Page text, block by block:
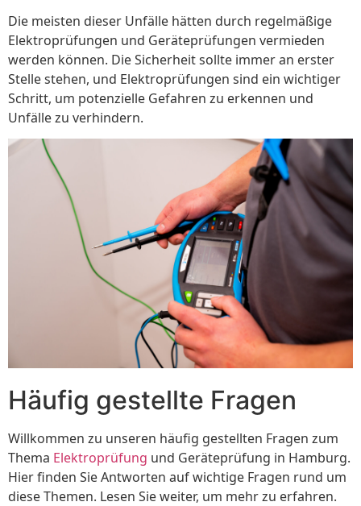
Die meisten dieser Unfälle hätten durch regelmäßige
Elektroprüfungen und Geräteprüfungen vermieden
werden können. Die Sicherheit sollte immer an erster
Stelle stehen, und Elektroprüfungen sind ein wichtiger
Schritt, um potenzielle Gefahren zu erkennen und
Unfälle zu verhindern.
Häufig gestellte Fragen
Willkommen zu unseren häufig gestellten Fragen zum
Thema Elektroprüfung und Geräteprüfung in Hamburg.
Hier finden Sie Antworten auf wichtige Fragen rund um
diese Themen. Lesen Sie weiter, um mehr zu erfahren.